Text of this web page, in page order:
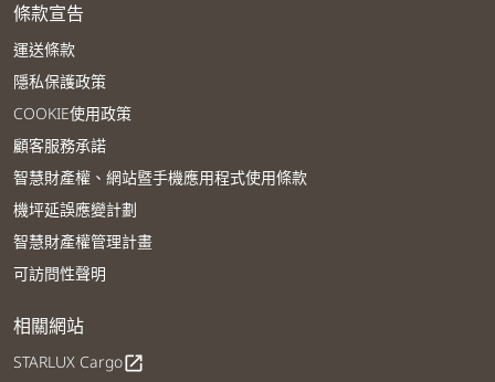
條款宣告
運送條款
隱私保護政策
COOKIE使用政策
顧客服務承諾
智慧財產權、網站暨手機應用程式使用條款
機坪延誤應變計劃
智慧財產權管理計畫
可訪問性聲明
相關網站
STARLUX Cargoopen_in_new